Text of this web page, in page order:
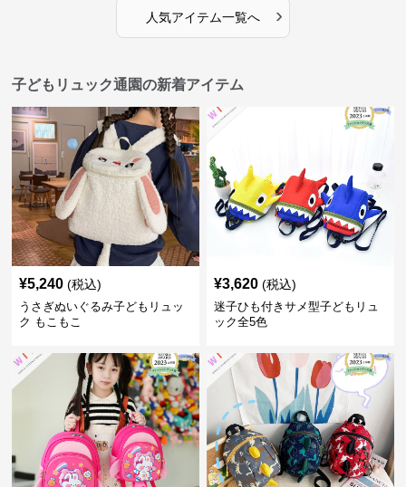
人気アイテム一覧へ ›
子どもリュック通園の新着アイテム
¥5,240 (税込)
うさぎぬいぐるみ子どもリュッ
ク もこもこ
¥3,620 (税込)
迷子ひも付きサメ型子どもリュ
ック全5色